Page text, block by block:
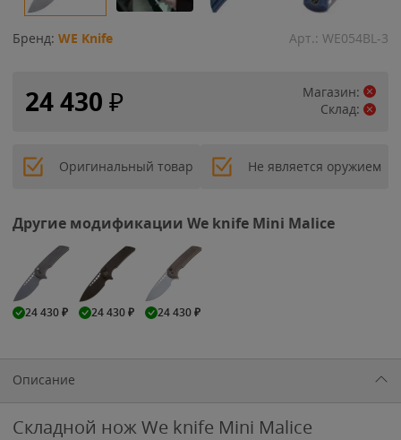
Бренд: WE Knife Арт.: WE054BL-3
24 430 ₽
Магазин:
Склад:
Оригинальный товар Не является оружием
Другие модификации We knife Mini Malice
24 430₽ 24 430₽ 24 430₽
Описание
Складной нож We knife Mini Malice